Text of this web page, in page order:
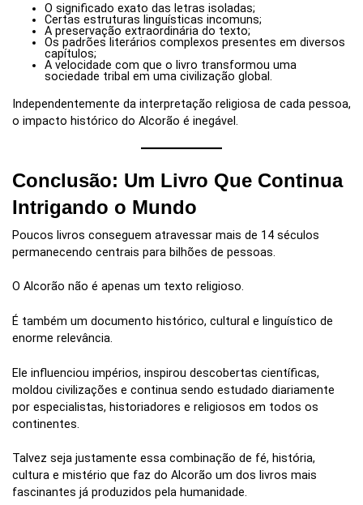
O significado exato das letras isoladas;
Certas estruturas linguísticas incomuns;
A preservação extraordinária do texto;
Os padrões literários complexos presentes em diversos
capítulos;
A velocidade com que o livro transformou uma
sociedade tribal em uma civilização global.
Independentemente da interpretação religiosa de cada pessoa,
o impacto histórico do Alcorão é inegável.
Conclusão: Um Livro Que Continua
Intrigando o Mundo
Poucos livros conseguem atravessar mais de 14 séculos
permanecendo centrais para bilhões de pessoas.
O Alcorão não é apenas um texto religioso.
É também um documento histórico, cultural e linguístico de
enorme relevância.
Ele influenciou impérios, inspirou descobertas científicas,
moldou civilizações e continua sendo estudado diariamente
por especialistas, historiadores e religiosos em todos os
continentes.
Talvez seja justamente essa combinação de fé, história,
cultura e mistério que faz do Alcorão um dos livros mais
fascinantes já produzidos pela humanidade.